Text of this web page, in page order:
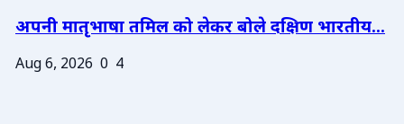
अपनी मातृभाषा तमिल को लेकर बोले दक्षिण भारतीय...
Aug 6, 2026 0 4